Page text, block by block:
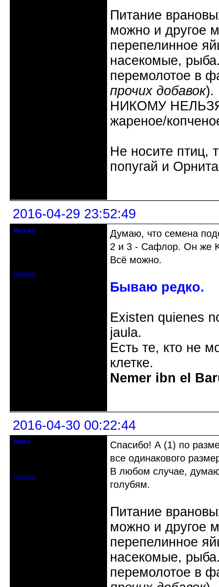
Питание
можно и другое
перепелинное
насекомые,
перемолотое в
прочих добавок).
НИКОМУ НЕЛЬЗЯ:
жареное/
Не носите птиц,
попугай и
2016-04-29 23:52:49
Mari-An
Профиль
Думаю, что семена
2 и 3 - Сафлор. Он же
Всё можно.
Бываю редко.
Existen quienes
jaula.
Есть те, кто не
клетке.
Nemer ibn el
2016-04-30 00:22:44
fishka
Профиль
Спасибо! А (1) по
все одинакового
В любом случае, думаю
голубям.
Питание
можно и другое
перепелинное
насекомые,
перемолотое в